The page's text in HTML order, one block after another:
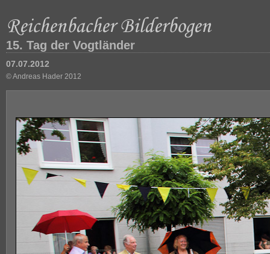
15. Tag der Vogtländer
07.07.2012
© Andreas Hader 2012